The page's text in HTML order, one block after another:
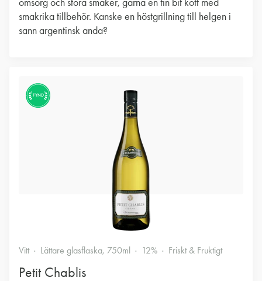
smakrika tillbehör. Kanske en höstgrillning till helgen i
sann argentinsk anda?
FYND
Vitt Lättare glasflaska, 750ml 12% Friskt & Fruktigt
Petit Chablis